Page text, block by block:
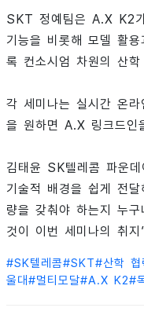
SKT 정예팀은 A.X K2
기능을 비롯해 모델 활
록 컨소시엄 차원의 산
각 세미나는 실시간 온
을 원하면 A.X 링크드인
김태윤 SK텔레콤 파운
기술적 배경을 쉽게 전
량을 갖춰야 하는지 누
것이 이번 세미나의 취지
#SK텔레콤#SKT#산학 협
울대#멀티모달#A.X K2#